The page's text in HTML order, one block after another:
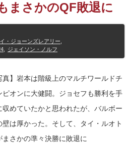
まさかのQF敗退に
・ジョーンズレアリー
ジェイソン・ノルフ
真】岩本は階級上のマルチワールドチ
ピオンに大健闘。ジョセフも勝利を手
収めていたかと思われたが、バルボー
壁は厚かった。そして、タイ・ルオト
まさかの準々決勝に敗退に